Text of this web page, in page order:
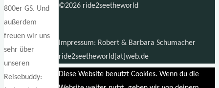
800er GS. Und
außerdem
freuen wir uns
sehr über
unseren
Reisebuddy:
©2026 ride2seetheworld
Impressum: Robert & Barbara Schumacher
ride2seetheworld[at]web.de
Diese Website benutzt Cookies. Wenn du die